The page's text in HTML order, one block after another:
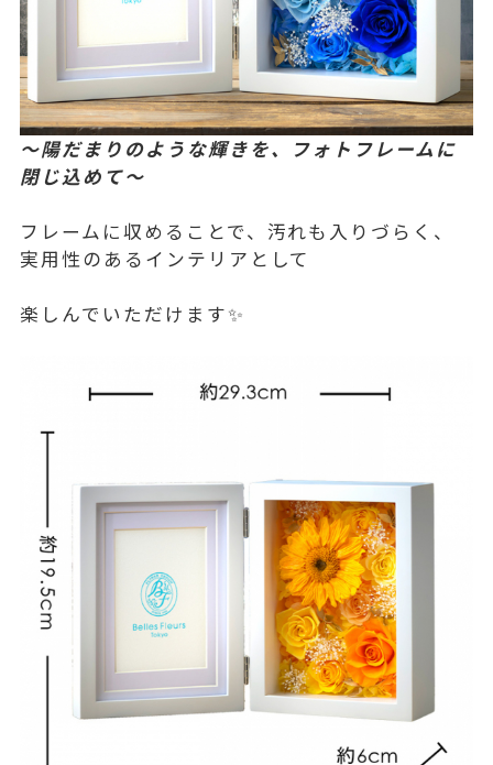
〜陽だまりのような輝きを、フォトフレームに
閉じ込めて〜
フレームに収めることで、汚れも入りづらく、
実用性のあるインテリアとして
楽しんでいただけます✨